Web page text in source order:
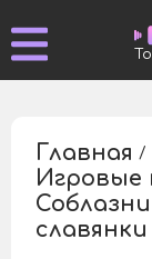
Главная /